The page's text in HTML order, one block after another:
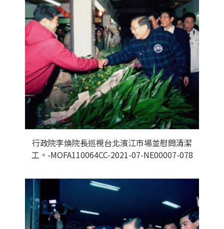
行政院李煥院長巡視台北濱江市場並慰問清潔
工。-MOFA110064CC-2021-07-NE00007-078